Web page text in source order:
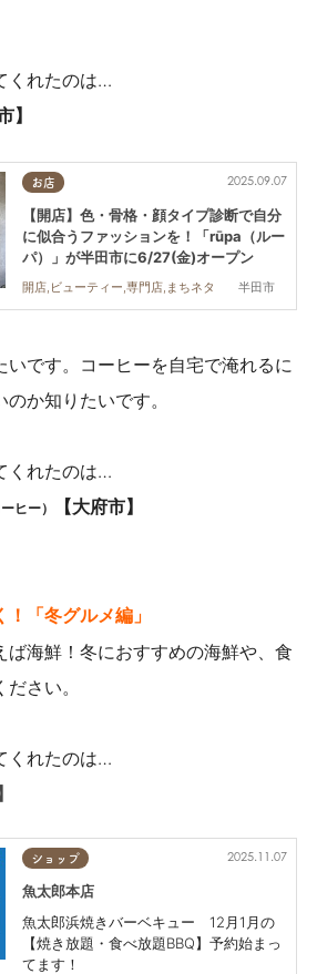
くれたのは…
】
お店
半田市
2025.09.07
【開店】色・骨格・顔タイプ診断で自分
に似合うファッションを！「rūpa（ルー
パ）」が半田市に6/27(金)オープン
開店,ビューティー,専門店,まちネタ
いです。コーヒーを自宅で淹れるに
か知りたいです。
くれたのは…
ヒー） 【大府市】
「冬グルメ編」
ば海鮮！冬におすすめの海鮮や、食
さい。
くれたのは…
ショップ 2025.11.07
魚太郎本店
魚太郎浜焼きバーベキュー 12月1月の
【焼き放題・食べ放題BBQ】予約始まっ
てます！